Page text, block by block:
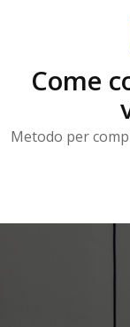
Come
Metodo per